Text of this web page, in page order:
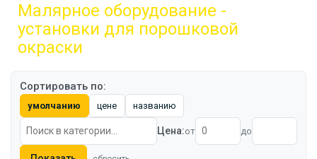
Малярное оборудование -
установки для порошковой
окраски
Сортировать по:
умолчанию цене названию
Цена:от до